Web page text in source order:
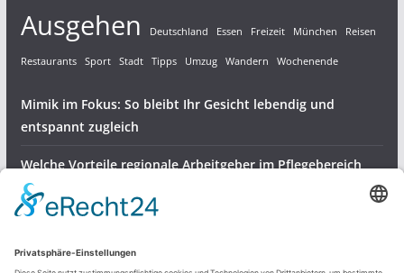
Ausgehen Deutschland Essen Freizeit München Reisen
Restaurants Sport Stadt Tipps Umzug Wandern Wochenende
Mimik im Fokus: So bleibt Ihr Gesicht lebendig und
entspannt zugleich
Welche Vorteile regionale Arbeitgeber im Pflegebereich
bieten
Meisenknödel